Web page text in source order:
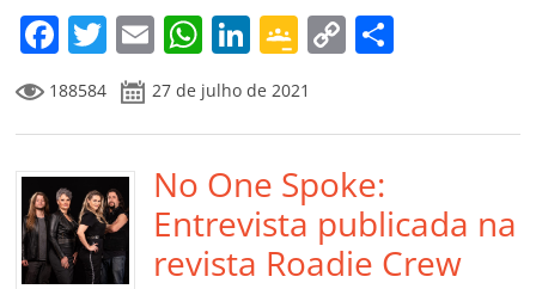
m
F
a
c
e
b
o
o
T
w
itt
er
E
m
ai
l
W
h
at
s
A
p
p
Li
n
k
e
dI
n
G
o
o
gl
e
Cl
a
C
y
Li
n
k
p
til
h
188584 27 de julho de 2021
No One Spoke:
Entrevista publicada na
revista Roadie Crew